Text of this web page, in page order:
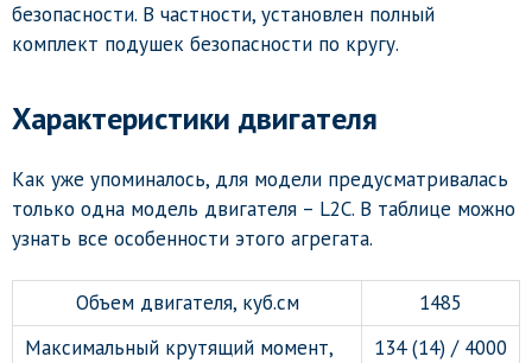
безопасности. В частности, установлен полный
комплект подушек безопасности по кругу.
Характеристики двигателя
Как уже упоминалось, для модели предусматривалась
только одна модель двигателя – L2C. В таблице можно
узнать все особенности этого агрегата.
Объем двигателя, куб.см
1485
Максимальный крутящий момент,
134 (14) / 4000